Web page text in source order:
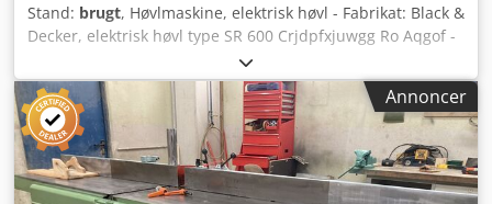
Stand: brugt, Høvlmaskine, elektrisk høvl - Fabrikat: Black &
Decker, elektrisk høvl type SR 600 Crjdpfxjuwgg Ro Aqgof -
Omdrejningstal: 14.500 o/min - Nominel effektoptagelse:
500 watt - Dimensioner: 400/150/H140 mm - Vægt: 3,3 kg
Annoncer